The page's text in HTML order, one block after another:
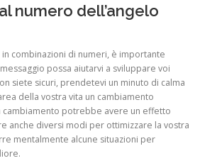
numero dell’angelo
combinazioni di numeri, è importante
possa aiutarvi a sviluppare voi
siete sicuri, prendetevi un minuto di calma
della vostra vita un cambiamento
cambiamento potrebbe avere un effetto
anche diversi modi per ottimizzare la vostra
mentalmente alcune situazioni per